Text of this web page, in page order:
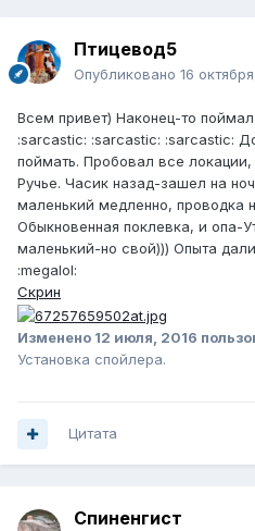
Птицевод5
Опубликовано 16
Всем привет) Наконец-то
:sarcastic: :sarcastic: :sarcastic:
поймать. Пробовал все
Ручье. Часик назад-зашел на
маленький медленно, проводка
Обыкновенная поклевка, и опа-
маленький-но свой))) Опыта
:megalol:
Скрин
Изменено 12 июля, 2016
Установка спойлера.
Цитата
Спиненгист